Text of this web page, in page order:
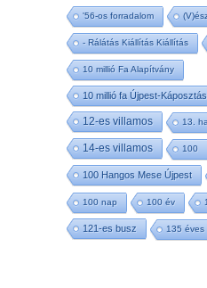
'56-os forradalom
- Rálátás Kiállítás Kiállítás
10 millió Fa Alapítvány
10 millió fa Újpest-
12-es villamos 13.
14-es villamos 100
100 Hangos Mese Újpest
100 nap 100 év
121-es busz 135 éves